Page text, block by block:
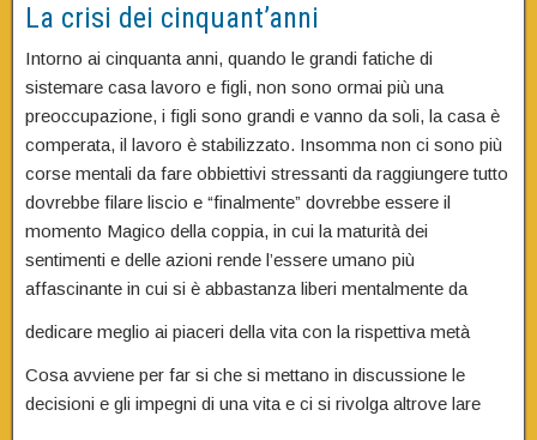
La crisi dei cinquant’anni
Intorno ai cinquanta anni, quando le grandi fatiche di
sistemare casa lavoro e figli, non sono ormai più una
preoccupazione, i figli sono grandi e vanno da soli, la casa è
comperata, il lavoro è stabilizzato. Insomma non ci sono più
corse mentali da fare obbiettivi stressanti da raggiungere tutto
dovrebbe filare liscio e “finalmente” dovrebbe essere il
momento Magico della coppia, in cui la maturità dei
sentimenti e delle azioni rende l’essere umano più
affascinante in cui si è abbastanza liberi mentalmente da
dedicare meglio ai piaceri della vita con la rispettiva metà
Cosa avviene per far si che si mettano in discussione le
decisioni e gli impegni di una vita e ci si rivolga altrove lare